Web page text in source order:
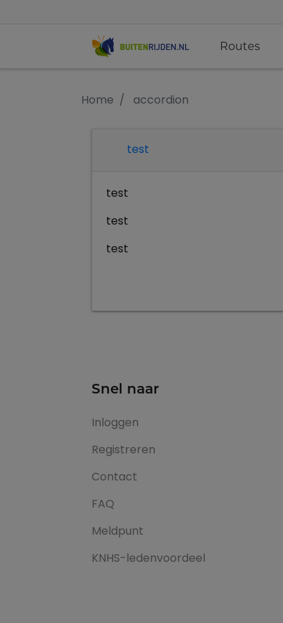
Routes
Home accordion
test
test
test
test
Snel naar
Inloggen
Registreren
Contact
FAQ
Meldpunt
KNHS-ledenvoordeel